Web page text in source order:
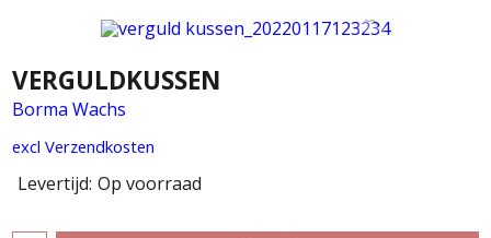
VERGULDKUSSEN
Borma Wachs
excl Verzendkosten
Levertijd: Op voorraad